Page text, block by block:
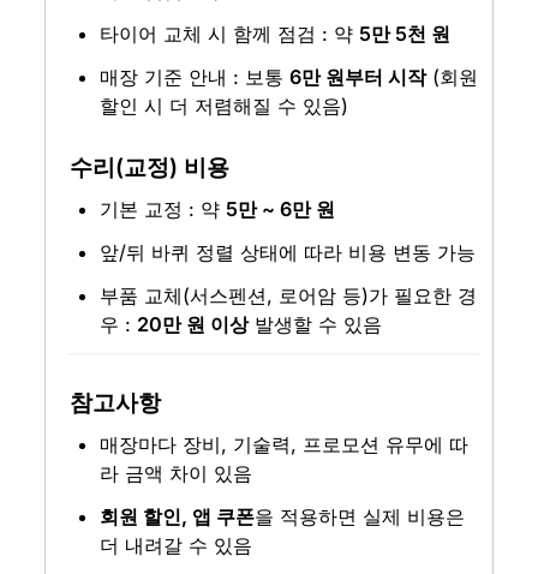
타이어 교체 시 함께 점검 : 약 5만 5천 원
매장 기준 안내 : 보통 6만 원부터 시작 (회원
할인 시 더 저렴해질 수 있음)
수리(교정) 비용
기본 교정 : 약 5만 ~ 6만 원
앞/뒤 바퀴 정렬 상태에 따라 비용 변동 가능
부품 교체(서스펜션, 로어암 등)가 필요한 경
우 : 20만 원 이상 발생할 수 있음
참고사항
매장마다 장비, 기술력, 프로모션 유무에 따
라 금액 차이 있음
회원 할인, 앱 쿠폰을 적용하면 실제 비용은
더 내려갈 수 있음